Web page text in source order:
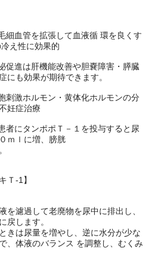
細血管を拡張して血液循 環を良くす
え性に効果的
促進は肝機能改善や胆嚢障害・膵臓
にも効果が期待できます。
刺激ホルモン・黄体化ホルモンの分
妊症治療
者にタンポポＴ－１を投与すると尿
ｍｌに増、膀胱
Ｔ-1】
を濾過して老廃物を尿中に排出し、
戻します。
きは尿量を増やし、逆に水分が少な
、体液のバランス を調整し、むくみ